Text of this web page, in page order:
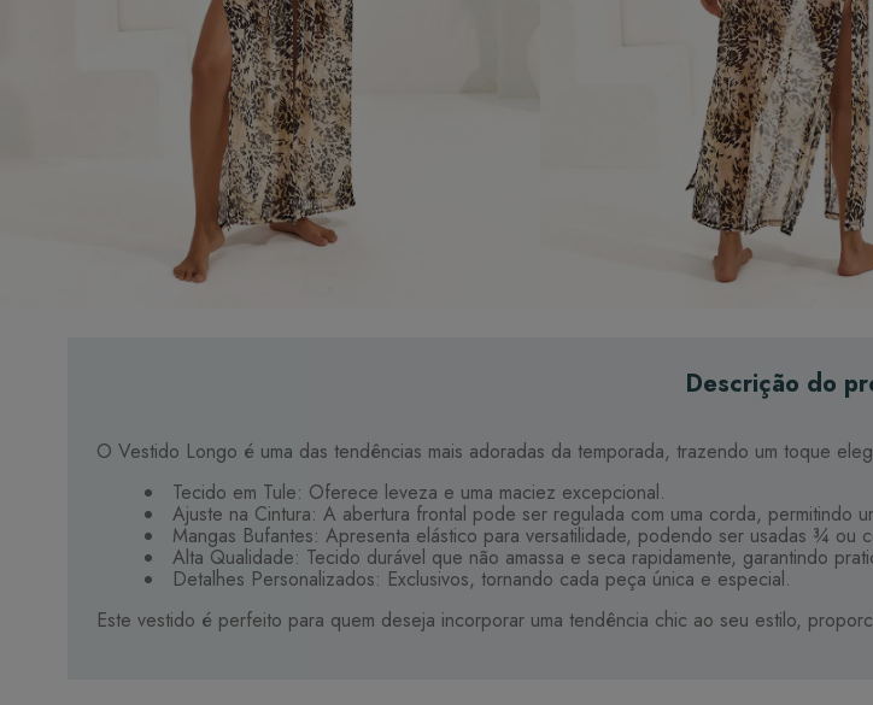
Descrição do
O Vestido Longo é uma das tendências mais adoradas da temporada, trazendo um toque
Tecido em Tule: Oferece leveza e uma maciez excepcional.
Ajuste na Cintura: A abertura frontal pode ser regulada com uma corda, permitindo
Mangas Bufantes: Apresenta elástico para versatilidade, podendo ser usadas ¾ ou
Alta Qualidade: Tecido durável que não amassa e seca rapidamente, garantindo
Detalhes Personalizados: Exclusivos, tornando cada peça única e especial.
Este vestido é perfeito para quem deseja incorporar uma tendência chic ao seu estilo,